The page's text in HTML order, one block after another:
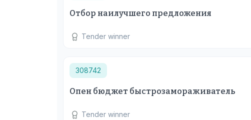
Отбор наилучшего предложения
Tender winner
308742
Опен бюджет быстрозамораживатель
Tender winner